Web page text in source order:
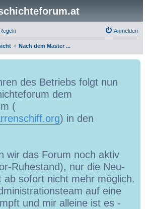
Regeln Anmelden
Nach dem Master ...
des Betriebs folgt nun
dem
(
) in den
wir das Forum noch aktiv
Ruhestand), nur die Neu-
ab sofort nicht mehr möglich.
auf eine
und mir alleine ist es -